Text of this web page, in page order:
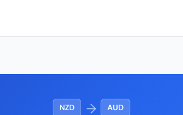
NZD → AUD